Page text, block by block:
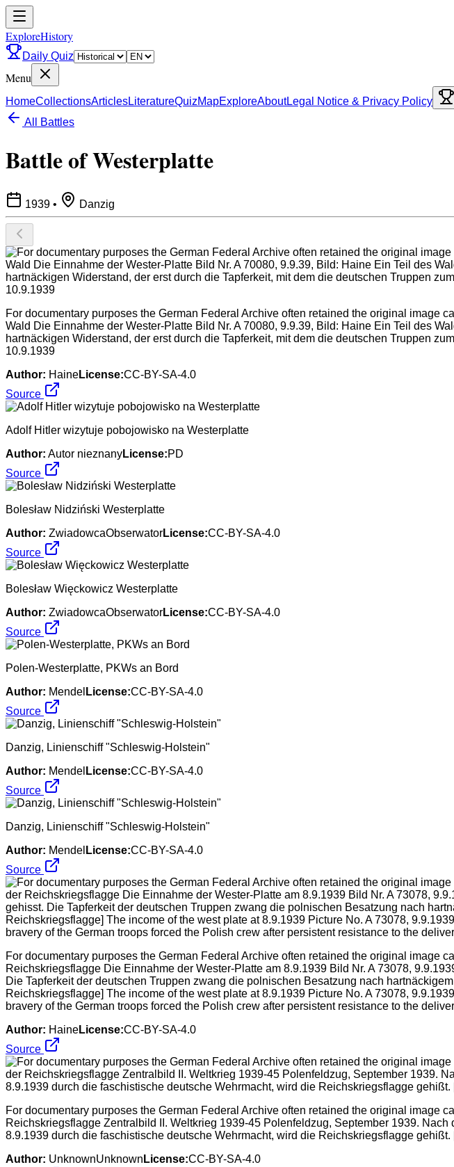
ExploreHistory
Daily Quiz
Menu
HomeCollectionsArticlesLiteratureQuizMapExploreAboutLegal Notice & Privacy Policy
All Battles
Battle of Westerplatte
1939 • Danzig
For documentary purposes the German Federal Archive often retained the original image
Wald Die Einnahme der Wester-Platte Bild Nr. A 70080, 9.9.39, Bild: Haine Ein Teil des
hartnäckigen Widerstand, der erst durch die Tapferkeit, mit dem die deutschen Truppen
10.9.1939
Author: HaineLicense:CC-BY-SA-4.0
Source
Adolf Hitler wizytuje pobojowisko na Westerplatte
Author: Autor nieznanyLicense:PD
Source
Bolesław Nidziński Westerplatte
Author: ZwiadowcaObserwatorLicense:CC-BY-SA-4.0
Source
Bolesław Więckowicz Westerplatte
Author: ZwiadowcaObserwatorLicense:CC-BY-SA-4.0
Source
Polen-Westerplatte, PKWs an Bord
Author: Mendel License:CC-BY-SA-4.0
Source
Danzig, Linienschiff "Schleswig-Holstein"
Author: Mendel License:CC-BY-SA-4.0
Source
Danzig, Linienschiff "Schleswig-Holstein"
Author: Mendel License:CC-BY-SA-4.0
Source
For documentary purposes the German Federal Archive often retained the original image
Reichskriegsflagge Die Einnahme der Wester-Platte am 8.9.1939 Bild Nr. A 73078,
Die Tapferkeit der deutschen Truppen zwang die polnischen Besatzung nach
Reichskriegsflagge] The income of the west plate at 8.9.1939 Picture No. A 73078,
bravery of the German troops forced the Polish crew after persistent resistance to the
Author: HaineLicense:CC-BY-SA-4.0
Source
For documentary purposes the German Federal Archive often retained the original image
Reichskriegsflagge Zentralbild II. Weltkrieg 1939-45 Polenfeldzug, September 1939.
8.9.1939 durch die faschistische deutsche Wehrmacht, wird die Reichskriegsflagge
Author: UnknownUnknown License:CC-BY-SA-4.0